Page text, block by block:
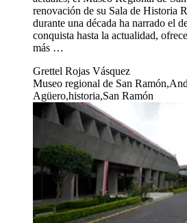
renovación de su Sala de Historia
durante una década ha narrado el
conquista hasta la actualidad,
más …
Grettel Rojas Vásquez
Museo regional de San
Agüero,historia,San Ramón